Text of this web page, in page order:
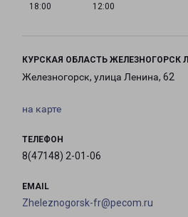
18:00
12:00
КУРСКАЯ ОБЛАСТЬ ЖЕЛЕЗНОГОРСК
Железногорск, улица Ленина, 62
на карте
ТЕЛЕФОН
8(47148) 2-01-06
EMAIL
Zheleznogorsk-fr@pecom.ru